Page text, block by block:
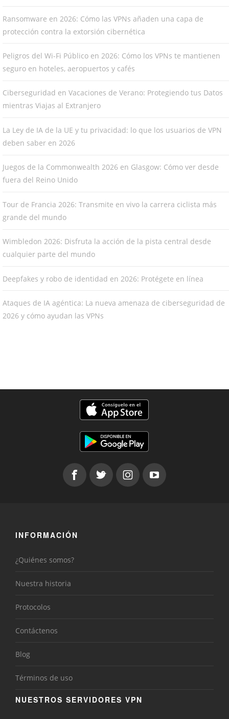
Ransomware en 2026: Cómo las VPNs añaden una capa de
protección contra la extorsión cibernética
Peligros del Wi-Fi Público en 2026: Cómo los VPNs te mantienen
seguro en hoteles, aeropuertos y cafés
Ciberseguridad en Vacaciones de Verano: Protegiendo tus Datos
mientras Viajas al Extranjero
La Ley de IA de la UE y tu privacidad: lo que los usuarios de VPN
deben saber en 2026
Juegos de la Commonwealth 2026 en Glasgow: Cómo ver desde
fuera del Reino Unido
Tour de Francia 2026: Transmite en vivo la carrera ciclista más
grande del mundo
Wimbledon 2026: Disfruta la acción de la pista central desde
cualquier parte del mundo
Deepfakes y robo de identidad en 2026: Protégete en línea
Ataques de IA agéntica: La nueva amenaza de ciberseguridad de
2026 y cómo ayudan las VPNs
INFORMACIÓN
¿Quiénes somos?
Nuestra historia
Protocolos
Contáctenos
Blog
Términos de uso
NUESTROS SERVIDORES VPN